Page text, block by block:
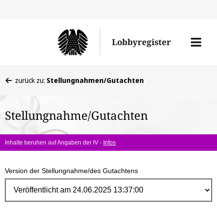
Lobbyregister
Menü
befinden
hier:
zurück zu: Stellungnahmen/Gutachten
Stellungnahme/Gutachten
Inhalte beruhen auf Angaben der IV - Infos
Version der Stellungnahme/des Gutachtens